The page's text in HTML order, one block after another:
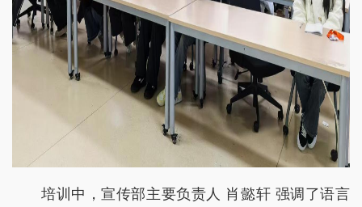
培训中，宣传部主要负责人 肖懿轩 强调了语言